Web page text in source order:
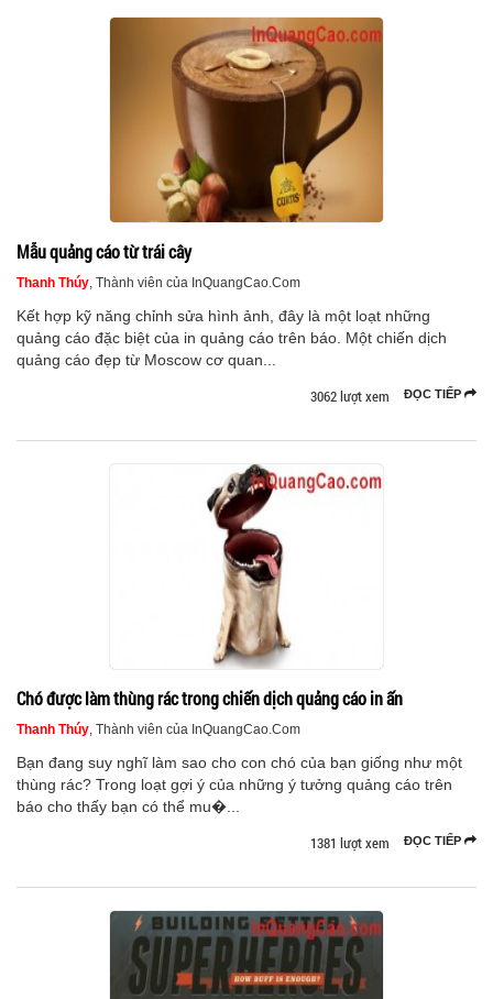
Mẫu quảng cáo từ trái cây
Thanh Thúy, Thành viên của InQuangCao.Com
Kết hợp kỹ năng chỉnh sửa hình ảnh, đây là một loạt những
quảng cáo đặc biệt của in quảng cáo trên báo. Một chiến dịch
quảng cáo đẹp từ Moscow cơ quan...
ĐỌC TIẾP
3062 lượt xem
Chó được làm thùng rác trong chiến dịch quảng cáo in ấn
Thanh Thúy, Thành viên của InQuangCao.Com
Bạn đang suy nghĩ làm sao cho con chó của bạn giống như một
thùng rác? Trong loạt gợi ý của những ý tưởng quảng cáo trên
báo cho thấy bạn có thể mu�...
ĐỌC TIẾP
1381 lượt xem